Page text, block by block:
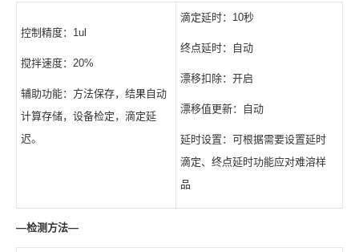
控制精度：1ul
搅拌速度：20%
辅助功能：方法保存，结果自动
计算存储，设备检定，滴定延
迟。
滴定延时：10秒
终点延时：自动
漂移扣除：开启
漂移值更新：自动
延时设置：可根据需要设置延时
滴定、终点延时功能应对难溶样
品
—检测方法—